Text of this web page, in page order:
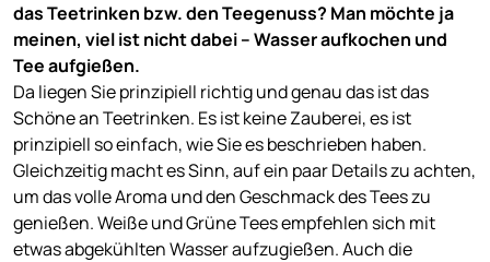
das Teetrinken bzw. den Teegenuss? Man möchte ja
meinen, viel ist nicht dabei – Wasser aufkochen und
Tee aufgießen.
Da liegen Sie prinzipiell richtig und genau das ist das
Schöne an Teetrinken. Es ist keine Zauberei, es ist
prinzipiell so einfach, wie Sie es beschrieben haben.
Gleichzeitig macht es Sinn, auf ein paar Details zu achten,
um das volle Aroma und den Geschmack des Tees zu
genießen. Weiße und Grüne Tees empfehlen sich mit
etwas abgekühlten Wasser aufzugießen. Auch die